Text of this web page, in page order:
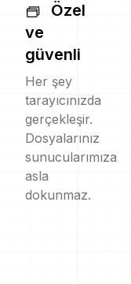
Özel
ve
güvenli
Her şey
tarayıcınızda
gerçekleşir.
Dosyalarınız
sunucularımıza
asla
dokunmaz.